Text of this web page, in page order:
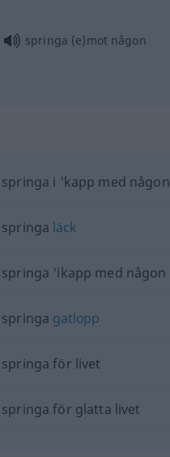
springa (e)mot någon
springa i 'kapp med någon
springa läck
springa 'ikapp med någon
springa gatlopp
springa för livet
springa för glatta livet